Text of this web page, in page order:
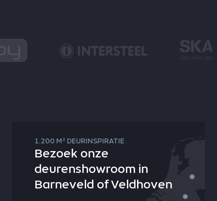
1.200 M2 DEURINSPIRATIE
Bezoek onze
deurenshowroom in
Barneveld of Veldhoven